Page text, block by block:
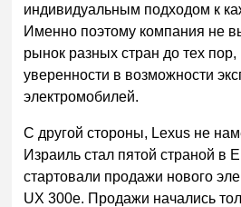
индивидуальным подходом к
Именно поэтому компания не
рынок разных стран до тех пор,
уверенности в возможности
электромобилей.
С другой стороны, Lexus не
Израиль стал пятой страной в
стартовали продажи нового
UX 300e. Продажи начались